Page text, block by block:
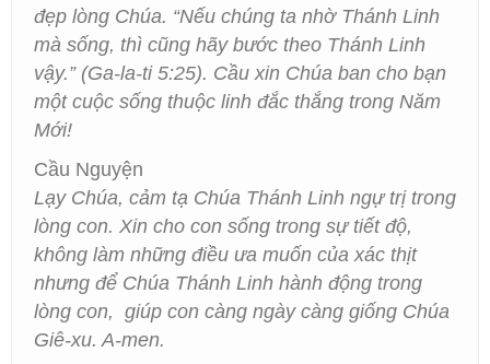
đẹp lòng Chúa. “Nếu chúng ta nhờ Thánh Linh
mà sống, thì cũng hãy bước theo Thánh Linh
vậy.” (Ga-la-ti 5:25). Cầu xin Chúa ban cho bạn
một cuộc sống thuộc linh đắc thắng trong Năm
Mới!
Cầu Nguyện
Lạy Chúa, cảm tạ Chúa Thánh Linh ngự trị trong
lòng con. Xin cho con sống trong sự tiết độ,
không làm những điều ưa muốn của xác thịt
nhưng để Chúa Thánh Linh hành động trong
lòng con, giúp con càng ngày càng giống Chúa
Giê-xu. A-men.